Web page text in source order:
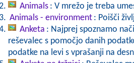
Animals : V mrežo je treba
Animals - environment : Poišči
Anketa : Najprej spoznamo
reševalec s pomočjo danih
podatke na levi s vprašanji na